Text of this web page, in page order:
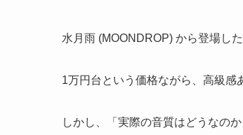
水月雨 (MOONDROP) から登場し
1万円台という価格ながら、高級感
しかし、「実際の音質はどうなの